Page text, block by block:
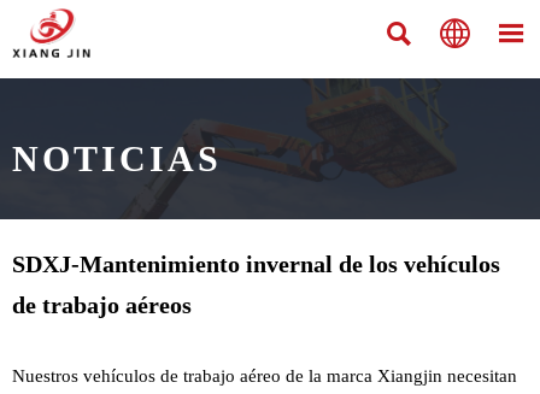
  
NOTICIAS
SDXJ-Mantenimiento invernal de los vehículos
de trabajo aéreos
Nuestros vehículos de trabajo aéreo de la marca Xiangjin necesitan